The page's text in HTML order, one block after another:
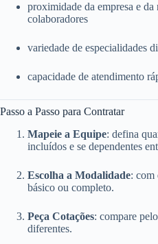
proximidade da empresa e da
colaboradores
variedade de especialidades
capacidade de atendimento
Passo a Passo para Contratar
Mapeie a Equipe: defina
incluídos e se dependentes
Escolha a Modalidade: com
básico ou completo.
Peça Cotações: compare
diferentes.